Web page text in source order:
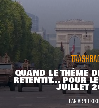
QUAND LE THÈME
RETENTIT... POUR
JUILLET
PARARNO